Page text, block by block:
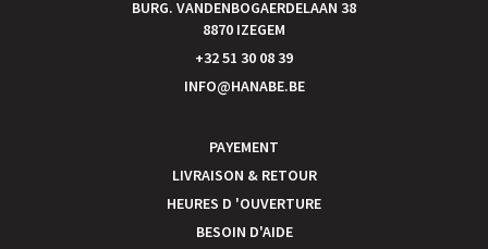
BURG. VANDENBOGAERDELAAN 38
8870 IZEGEM
+32 51 30 08 39
INFO@HANABE.BE
PAYEMENT
LIVRAISON & RETOUR
HEURES D 'OUVERTURE
BESOIN D'AIDE